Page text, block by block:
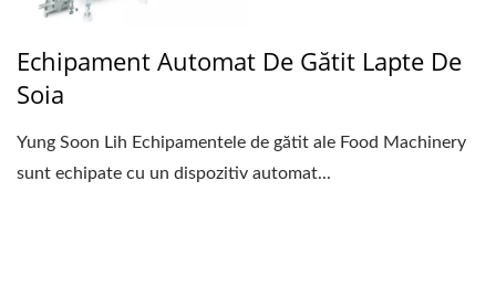
Echipament Automat De Gătit Lapte De
Soia
Yung Soon Lih Echipamentele de gătit ale Food Machinery
sunt echipate cu un dispozitiv automat...